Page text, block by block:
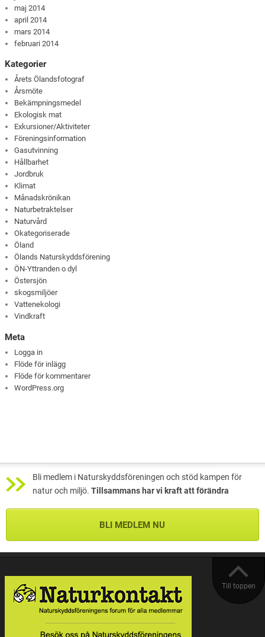
maj 2014
april 2014
mars 2014
februari 2014
Kategorier
Årets Ölandsfotograf
Årsmöte
Bekämpningsmedel
Ekologisk mat
Exkursioner/Aktiviteter
Föreningsinformation
Gasutvinning
Hållbarhet
Jordbruk
Klimat
Månadskrönikan
Naturbetraktelser
Naturvård
Okategoriserade
Öland
Ölands Naturskyddsförening
ÖN-Yttranden o dyl
Östersjön
skogsmiljöer
Vattenekologi
Vindkraft
Meta
Logga in
Flöde för inlägg
Flöde för kommentarer
WordPress.org
Bli medlem i Naturskyddsföreningen och stöd kampen för
natur och miljö. Tillsammans har vi kraft att förändra
BLI MEDLEM NU
Till toppen